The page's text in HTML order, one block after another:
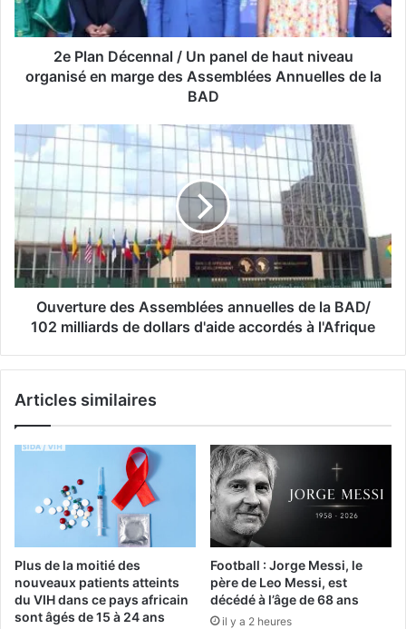
2e Plan Décennal / Un panel de haut niveau
organisé en marge des Assemblées Annuelles de la
BAD
Ouverture des Assemblées annuelles de la BAD/
102 milliards de dollars d'aide accordés à l'Afrique
Articles similaires
Plus de la moitié des
nouveaux patients atteints
du VIH dans ce pays africain
sont âgés de 15 à 24 ans
Football : Jorge Messi, le
père de Leo Messi, est
décédé à l’âge de 68 ans
il y a 2 heures